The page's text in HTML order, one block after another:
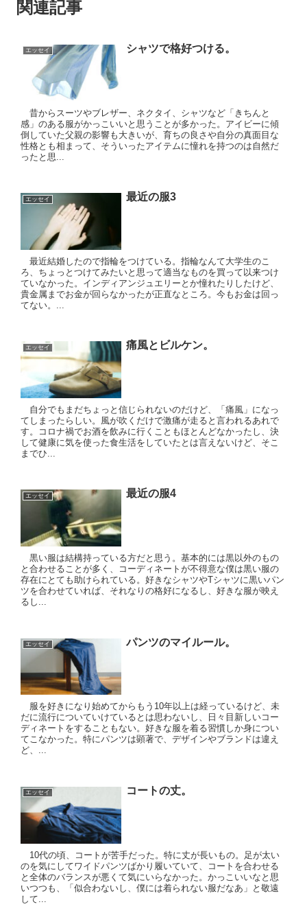
関連記事
エッセイ シャツで格好つける。
昔からスーツやブレザー、ネクタイ、シャツなど「きちんと
感」のある服がかっこいいと思うことが多かった。アイビーに傾
倒していた父親の影響も大きいが、育ちの良さや自分の真面目な
性格とも相まって、そういったアイテムに憧れを持つのは自然だ
ったと思...
エッセイ 最近の服3
最近結婚したので指輪をつけている。指輪なんて大学生のこ
ろ、ちょっとつけてみたいと思って適当なものを買って以来つけ
ていなかった。インディアンジュエリーとか憧れたりしたけど、
貴金属までお金が回らなかったが正直なところ。今もお金は回っ
てない。...
エッセイ 痛風とビルケン。
自分でもまだちょっと信じられないのだけど、「痛風」になっ
てしまったらしい。風が吹くだけで激痛が走ると言われるあれで
す。コロナ禍でお酒を飲みに行くこともほとんどなかったし、決
して健康に気を使った食生活をしていたとは言えないけど、そこ
までひ...
エッセイ 最近の服4
黒い服は結構持っている方だと思う。基本的には黒以外のもの
と合わせることが多く、コーディネートが不得意な僕は黒い服の
存在にとても助けられている。好きなシャツやTシャツに黒いパン
ツを合わせていれば、それなりの格好になるし、好きな服が映え
るし...
エッセイ パンツのマイルール。
服を好きになり始めてからもう10年以上は経っているけど、未
だに流行についていけているとは思わないし、日々目新しいコー
ディネートをすることもない。好きな服を着る習慣しか身につい
てこなかった。特にパンツは顕著で、デザインやブランドは違え
ど、...
エッセイ コートの丈。
10代の頃、コートが苦手だった。特に丈が長いもの。足が太い
のを気にしてワイドパンツばかり履いていて、コートを合わせる
と全体のバランスが悪くて気にいらなかった。かっこいいなと思
いつつも、「似合わないし、僕には着られない服だなあ」と敬遠
して...